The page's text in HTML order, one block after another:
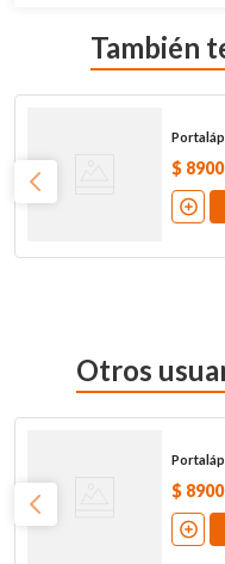
También
$ 8900
Otros
$ 8900